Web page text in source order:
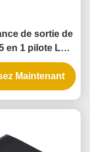
de sortie de
en 1 pilote LED
luminosité avec
pour les
d'éclairage
Maintenant